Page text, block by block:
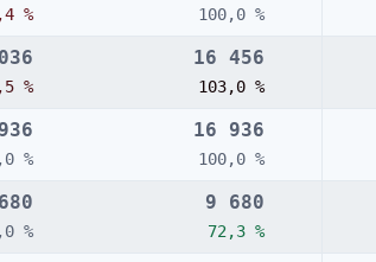
% 100,0 %
%
16 456
103,0 %
%
16 936
100,0 %
%
9 680
72,3 %